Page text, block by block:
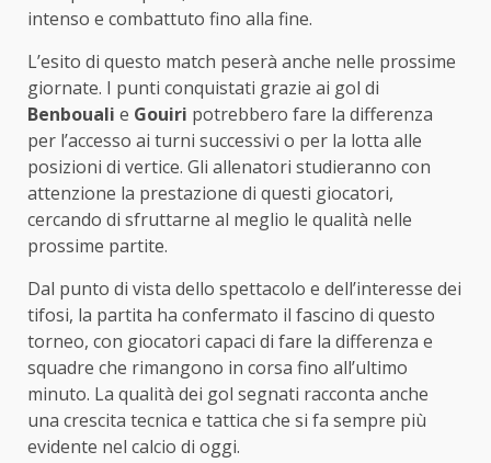
intenso e combattuto fino alla fine.
L’esito di questo match peserà anche nelle prossime
giornate. I punti conquistati grazie ai gol di
Benbouali e Gouiri potrebbero fare la differenza
per l’accesso ai turni successivi o per la lotta alle
posizioni di vertice. Gli allenatori studieranno con
attenzione la prestazione di questi giocatori,
cercando di sfruttarne al meglio le qualità nelle
prossime partite.
Dal punto di vista dello spettacolo e dell’interesse dei
tifosi, la partita ha confermato il fascino di questo
torneo, con giocatori capaci di fare la differenza e
squadre che rimangono in corsa fino all’ultimo
minuto. La qualità dei gol segnati racconta anche
una crescita tecnica e tattica che si fa sempre più
evidente nel calcio di oggi.